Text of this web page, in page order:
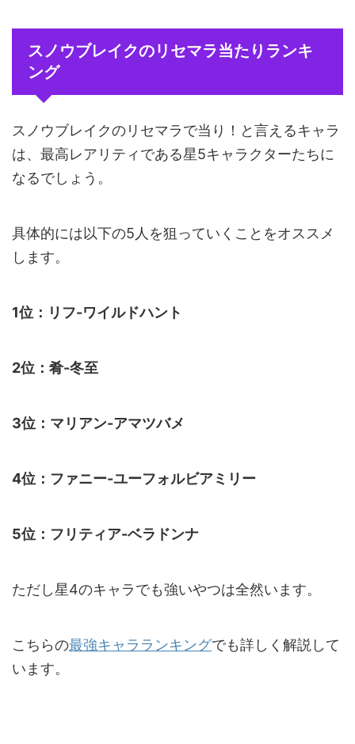
スノウブレイクのリセマラ当たりランキ
ング
スノウブレイクのリセマラで当り！と言えるキャラ
は、最高レアリティである星5キャラクターたちに
なるでしょう。
具体的には以下の5人を狙っていくことをオススメ
します。
1位：リフ-ワイルドハント
2位：肴-冬至
3位：マリアン-アマツバメ
4位：ファニー-ユーフォルビアミリー
5位：フリティア-ベラドンナ
ただし星4のキャラでも強いやつは全然います。
こちらの最強キャラランキングでも詳しく解説して
います。